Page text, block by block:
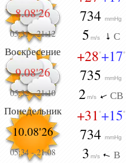
8.08'26
05:31-21:12
734mmHg
5 m/s С
Воскресение
9.08'26
05:32-21:10
+28°+17°
735mmHg
2 m/s СВ
Понедельник
10.08'26
05:34-21:08
+31°+15°
734mmHg
3 m/s В